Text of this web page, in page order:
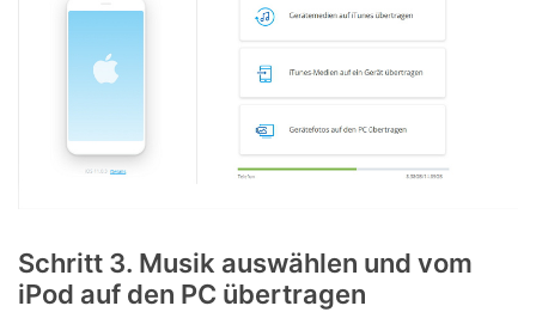
Schritt 3. Musik auswählen und vom
iPod auf den PC übertragen